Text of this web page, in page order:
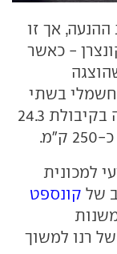
אך זו
- כאשר
חשמלי בשתי
רמות הספק (70 או 100 כ"ס) וסוללה בקיבולת 24.3
למכונית
של קונספט
רנו למשוך